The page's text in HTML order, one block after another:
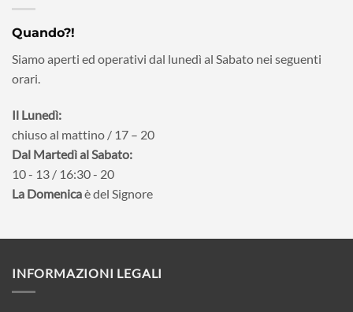
Quando?!
Siamo aperti ed operativi dal lunedì al Sabato nei seguenti
orari.
Il Lunedì:
chiuso al mattino / 17 – 20
Dal Martedì al Sabato:
10 - 13 / 16:30 - 20
La Domenicaè del Signore
INFORMAZIONI LEGALI